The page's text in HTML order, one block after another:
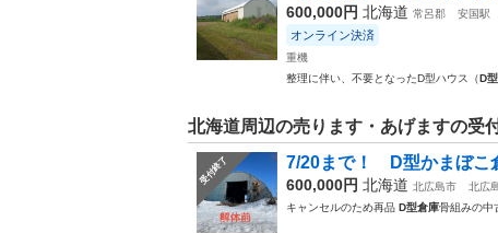
600,000円 北海道 常呂郡 安国駅
オンライン決済
重機
整理に伴い、不要となったD型ハウス（D
北海道周辺の売ります・あげますの受
受付終了 7/20まで！ D型かまぼ
600,000円 北海道 北広島市 北広
キャンセルのため再品 D型倉庫骨組みの